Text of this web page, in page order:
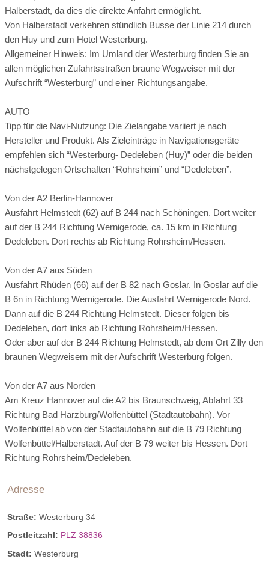
Komfortzimmer
Bei unseren Komfortzimmern ist der Name Programm. Sie
bieten Ihnen höchsten Komfort. Hier heißt es: Ankommen und
wohlfühlen.
Themenzimmer
zum Detail für Sie eingerichtet. Lassen Sie sich einfach fallen
Saunalandschaft
Saunalandschaft
Sitzplätze in Saunen:
Liegen im Ruhebereich: 20 Liegen
Massageraum
Ein Massageraum von insgesamt 5 weiteren
2 Massageräume
Behandlungsraum
Ein Behandlungsraum von insgesamt 5 Behandlungsräumen
Langlaufloipe: nicht vorhanden
Rodeln: nicht möglich Eislaufen:
Ortszentrum: 27 km entfernt
öffentliche Verkehrsmittel: vor Ort
Ladestation Elektroauto: 30 km entfernt
Flughafen: 115 km entfernt Arzt: 2 km entfernt
Register-Nr.
Ausflugsziele
Halberstadt, da dies die direkte Anfahrt ermöglicht.
Von Halberstadt verkehren stündlich Busse der Linie 214 durch
den Huy und zum Hotel Westerburg.
Allgemeiner Hinweis: Im Umland der Westerburg finden Sie an
allen möglichen Zufahrtsstraßen braune Wegweiser mit der
Aufschrift “Westerburg” und einer Richtungsangabe.
AUTO
Tipp für die Navi-Nutzung: Die Zielangabe variiert je nach
Hersteller und Produkt. Als Zieleinträge in Navigationsgeräte
empfehlen sich “Westerburg- Dedeleben (Huy)” oder die beiden
nächstgelegen Ortschaften “Rohrsheim” und “Dedeleben”.
Von der A2 Berlin-Hannover
Ausfahrt Helmstedt (62) auf B 244 nach Schöningen. Dort weiter
auf der B 244 Richtung Wernigerode, ca. 15 km in Richtung
Dedeleben. Dort rechts ab Richtung Rohrsheim/Hessen.
Von der A7 aus Süden
Ausfahrt Rhüden (66) auf der B 82 nach Goslar. In Goslar auf die
B 6n in Richtung Wernigerode. Die Ausfahrt Wernigerode Nord.
Dann auf die B 244 Richtung Helmstedt. Dieser folgen bis
Dedeleben, dort links ab Richtung Rohrsheim/Hessen.
Oder aber auf der B 244 Richtung Helmstedt, ab dem Ort Zilly den
braunen Wegweisern mit der Aufschrift Westerburg folgen.
Von der A7 aus Norden
Am Kreuz Hannover auf die A2 bis Braunschweig, Abfahrt 33
Richtung Bad Harzburg/Wolfenbüttel (Stadtautobahn). Vor
Wolfenbüttel ab von der Stadtautobahn auf die B 79 Richtung
Wolfenbüttel/Halberstadt. Auf der B 79 weiter bis Hessen. Dort
Richtung Rohrsheim/Dedeleben.
Adresse
Straße: Westerburg 34
Postleitzahl: PLZ 38836
Stadt: Westerburg